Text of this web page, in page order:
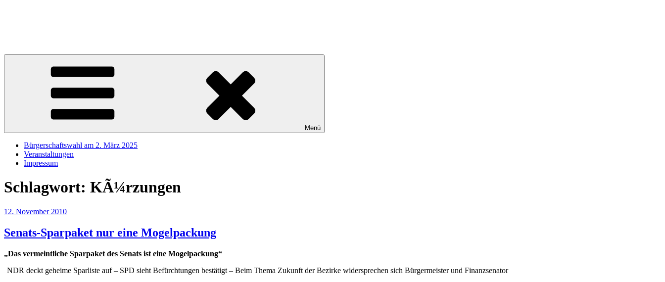
Menü
Bürgerschaftswahl am 2. März 2025
Veranstaltungen
Impressum
Schlagwort: KÃ¼rzungen
Veröffentlicht
12. November 2010
Senats-Sparpaket nur eine Mogelpackung
„Das vermeintliche Sparpaket des Senats ist eine Mogelpackung“
NDR deckt geheime Sparliste auf – SPD sieht Befürchtungen bestätigt – Beim Thema Zukunft der Bezirke widersprechen sich Bürgermeister und Finanzsenator